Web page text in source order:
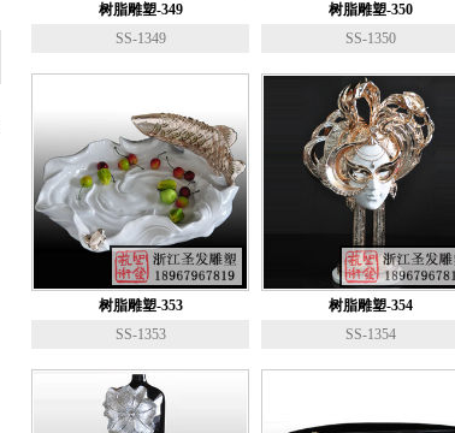
树脂雕塑-349
SS-1349
树脂雕塑-350
SS-1350
树脂雕塑-353
SS-1353
树脂雕塑-354
SS-1354